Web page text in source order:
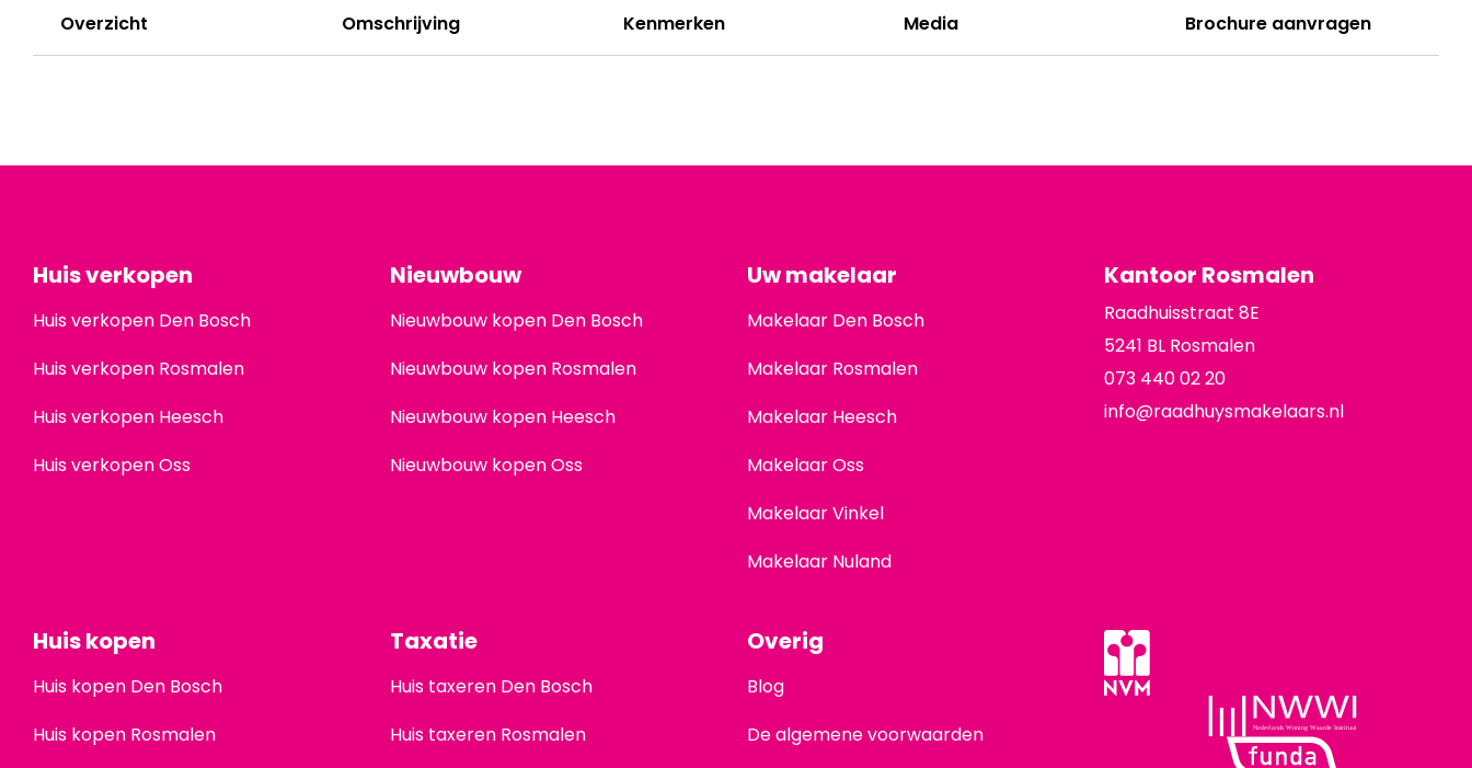
Overzicht Omschrijving Kenmerken Media Brochure aanvragen
Huis verkopen
Huis verkopen Den Bosch
Huis verkopen Rosmalen
Huis verkopen Heesch
Huis verkopen Oss
Nieuwbouw
Nieuwbouw kopen Den Bosch
Nieuwbouw kopen Rosmalen
Nieuwbouw kopen Heesch
Nieuwbouw kopen Oss
Uw makelaar
Makelaar Den Bosch
Makelaar Rosmalen
Makelaar Heesch
Makelaar Oss
Makelaar Vinkel
Makelaar Nuland
Kantoor Rosmalen
Raadhuisstraat 8E
5241 BL Rosmalen
073 440 02 20
info@raadhuysmakelaars.nl
Huis kopen
Huis kopen Den Bosch
Huis kopen Rosmalen
Taxatie
Huis taxeren Den Bosch
Huis taxeren Rosmalen
Overig
Blog
De algemene voorwaarden